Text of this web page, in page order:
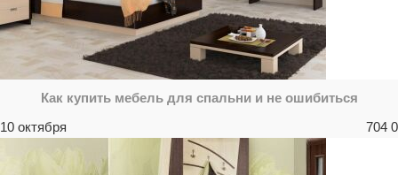
Как купить мебель для спальни и не ошибиться
10 октября
704 0